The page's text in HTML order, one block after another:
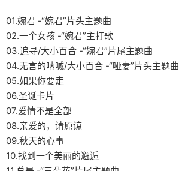
01.婉君 -“婉君”片头主题曲
02.一个女孩 -“婉君”主打歌
03.追寻/大小百合 -“婉君”片尾主题曲
04.无言的呐喊/大小百合 -“哑妻”片头主题曲
05.如果你要走
06.圣诞卡片
07.爱情不是全部
08.亲爱的，请原谅
09.秋天的心事
10.找到一个美丽的邂逅